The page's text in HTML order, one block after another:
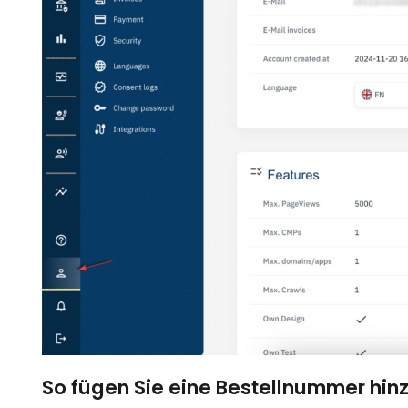
So fügen Sie eine Bestellnummer